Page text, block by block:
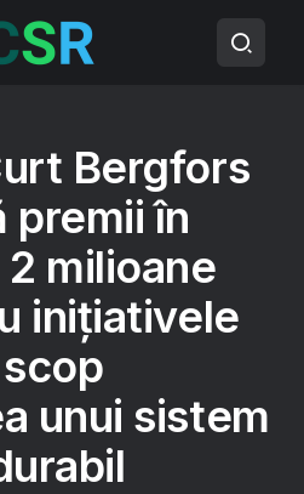
Bergfors
premii în
milioane
inițiativele
unui sistem